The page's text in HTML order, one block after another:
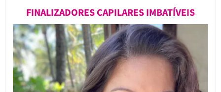
FINALIZADORES CAPILARES IMBATÍVEIS